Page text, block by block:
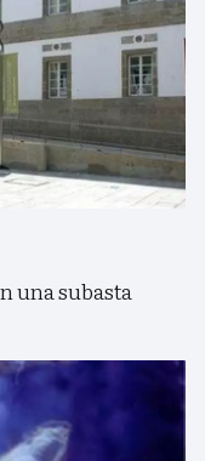
una subasta